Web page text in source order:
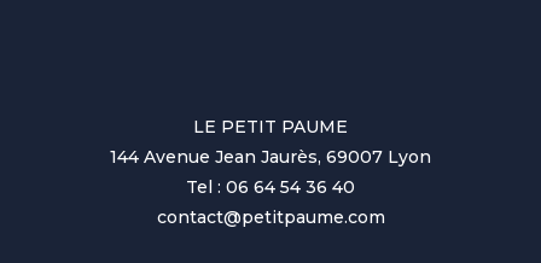
LE PETIT PAUME
144 Avenue Jean Jaurès, 69007 Lyon
Tel : 06 64 54 36 40
contact@petitpaume.com